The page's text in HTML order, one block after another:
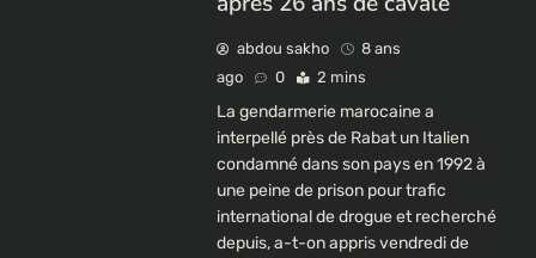
abdou sakho
8 ans
ago
0 2 mins
La gendarmerie marocaine a
interpellé près de Rabat un Italien
condamné dans son pays en 1992 à
une peine de prison pour trafic
international de drogue et recherché
depuis, a-t-on appris vendredi de